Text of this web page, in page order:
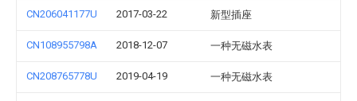
CN206041177U 2017-03-22 新型插座
CN108955798A 2018-12-07 一种无磁水表
CN208765778U 2019-04-19 一种无磁水表